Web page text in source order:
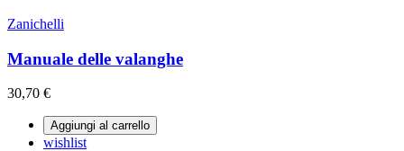
Zanichelli
Manuale delle valanghe
30,70 €
Aggiungi al carrello
wishlist